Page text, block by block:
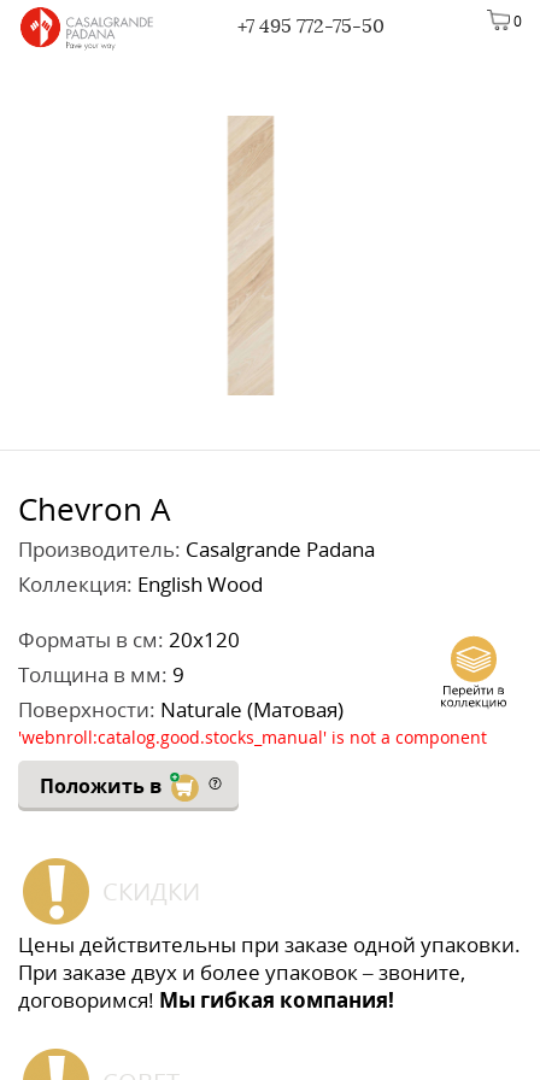
0
+7 495 772-75-50
Chevron A
Производитель: Casalgrande Padana
Коллекция: English Wood
Форматы в см: 20x120
Толщина в мм: 9
Поверхности: Naturale (Матовая)
'webnroll:catalog.good.stocks_manual' is not a component
Положить в
СКИДКИ
Цены действительны при заказе одной упаковки.
При заказе двух и более упаковок – звоните,
договоримся! Мы гибкая компания!